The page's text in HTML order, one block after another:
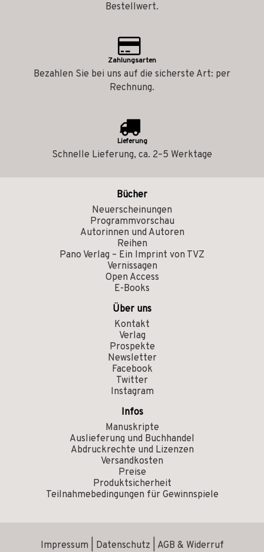
Bestellwert.
Zahlungsarten
Bezahlen Sie bei uns auf die sicherste Art: per
Rechnung.
Lieferung
Schnelle Lieferung, ca. 2–5 Werktage
Bücher
Neuerscheinungen
Programmvorschau
Autorinnen und Autoren
Reihen
Pano Verlag – Ein Imprint von TVZ
Vernissagen
Open Access
E-Books
Über uns
Kontakt
Verlag
Prospekte
Newsletter
Facebook
Twitter
Instagram
Infos
Manuskripte
Auslieferung und Buchhandel
Abdruckrechte und Lizenzen
Versandkosten
Preise
Produktsicherheit
Teilnahmebedingungen für Gewinnspiele
Impressum Datenschutz AGB & Widerruf